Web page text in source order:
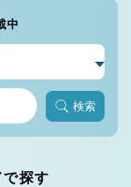
中
検索
探す